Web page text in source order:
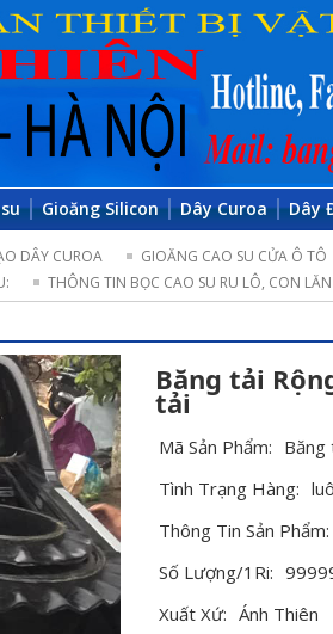
Gioăng Silicon Dây Curoa Dây
DÂY CUROA GIOĂNG CAO SU CỬA Ô TÔ
THÔNG TIN BỌC CAO SU RU LÔ, CON LĂN
Băng tải
tải
Mã Sản Phẩm: Băng
Tình Trạng Hàng:
Thông Tin Sản Phẩm:
Số Lượng/1Ri:
Xuất Xứ: Ánh Thiên